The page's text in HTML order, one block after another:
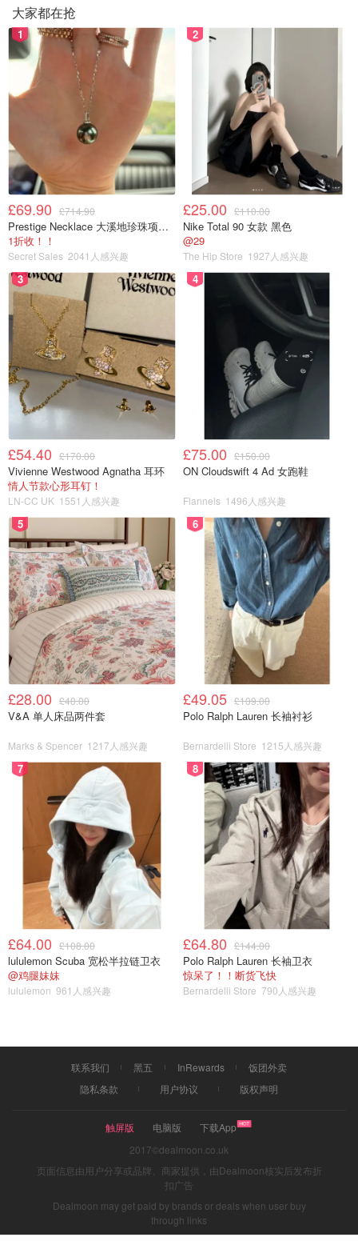
14. 把发酵好的面团分成50克一个，再滚圆。再将冷藏过的
菠萝酥皮分成25克一个，搓圆待用
15. 取一个小面团用手按压扁排气，中间可加点自己喜欢吃
的馅，再包好捏紧收口再次滚圆
16. 桌上铺张保鲜膜，将菠萝皮面团压扁，把包好的面团反
过来放菠萝酥皮上，底部朝上
17. 提起保鲜膜把面团反过来放手上，撕去保鲜膜，把菠萝
酥皮包好在面团上，用刮刀在菠萝皮上纵横压上条纹状
18. 全部压好有距离的放在烤盘里，放进烤箱（不开温度）
烤盘下面放盆热水，关上烤箱门进行第二次发酵1个小时
19.发酵好取出，烤箱预热180度上下火，中层烤16分钟左
右（时间仅供参考），烤至表面金黄色即可出炉（烤前蛋液
刷可刷可不刷）
1.将芒果200g去皮，切丁
2.装入料理机，加100毫升的清水，加入细砂糖打成泥
3.然后过筛备用
4.事先将吉利丁片20g冷水软化，然后热水加热融化
5.将融好得吉利丁倒入芒果泥，拌匀备用
6.将椰浆过筛
8.将融好的吉利丁片与糖加入椰浆200g
9.一层芒果汁一层椰浆叠加，每一层之后都要放去冷冻再重
大家都在抢
1
£69.90 £714.90
Prestige Necklace 大溪地珍珠项链 10-11mm
1折收！！
Secret Sales 2041人感兴趣
2
£25.00 £110.00
Nike Total 90 女款 黑色
@29
The Hip Store 1927人感兴趣
3
£54.40 £170.00
Vivienne Westwood Agnatha 耳环
情人节款心形耳钉！
LN-CC UK 1551人感兴趣
4
£75.00 £150.00
ON Cloudswift 4 Ad 女跑鞋
Flannels 1496人感兴趣
5
£28.00 £40.00
V&A 单人床品两件套
Marks & Spencer 1217人感兴趣
6
£49.05 £109.00
Polo Ralph Lauren 长袖衬衫
Bernardelli Store 1215人感兴趣
7
£64.00 £108.00
lululemon Scuba 宽松半拉链卫衣
@鸡腿妹妹
lululemon 961人感兴趣
8
£64.80 £144.00
Polo Ralph Lauren 长袖卫衣
惊呆了！！断货飞快
Bernardelli Store 790人感兴趣
联系我们 黑五 InRewards
饭团外卖
隐私条款
用户协议 版权声明
触屏版 电脑版
下载App
2017©dealmoon.co.uk
页面信息由用户分享或品牌、商家提供，由Dealmoon核实后发布折
扣广告
Dealmoon may get paid by brands or deals when user buy
through links